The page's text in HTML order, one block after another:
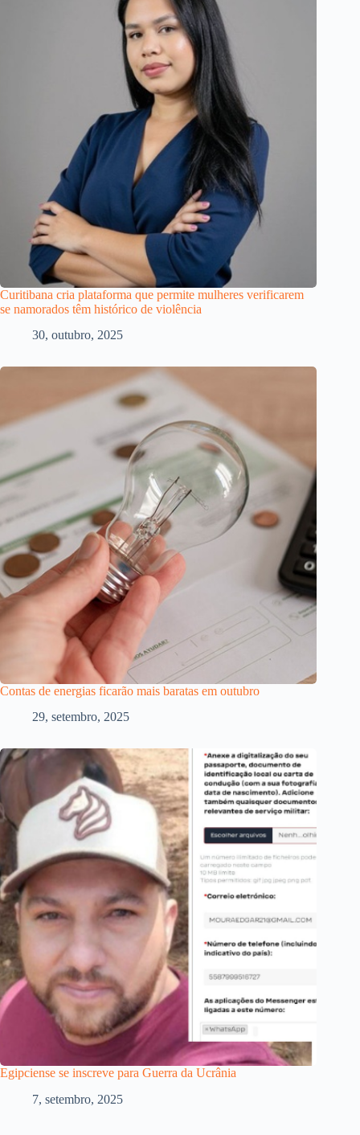
Curitibana cria plataforma que permite mulheres verificarem
se namorados têm histórico de violência
30, outubro, 2025
Contas de energias ficarão mais baratas em outubro
29, setembro, 2025
Egipciense se inscreve para Guerra da Ucrânia
7, setembro, 2025